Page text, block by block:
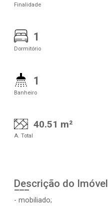
Finalidade
1
Dormitório
1
Banheiro
40.51 m²
A. Total
Descrição do Imóvel
- mobiliado;